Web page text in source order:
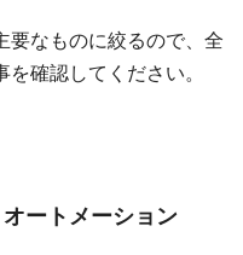
要なものに絞るので、全
確認してください。
ートメーション